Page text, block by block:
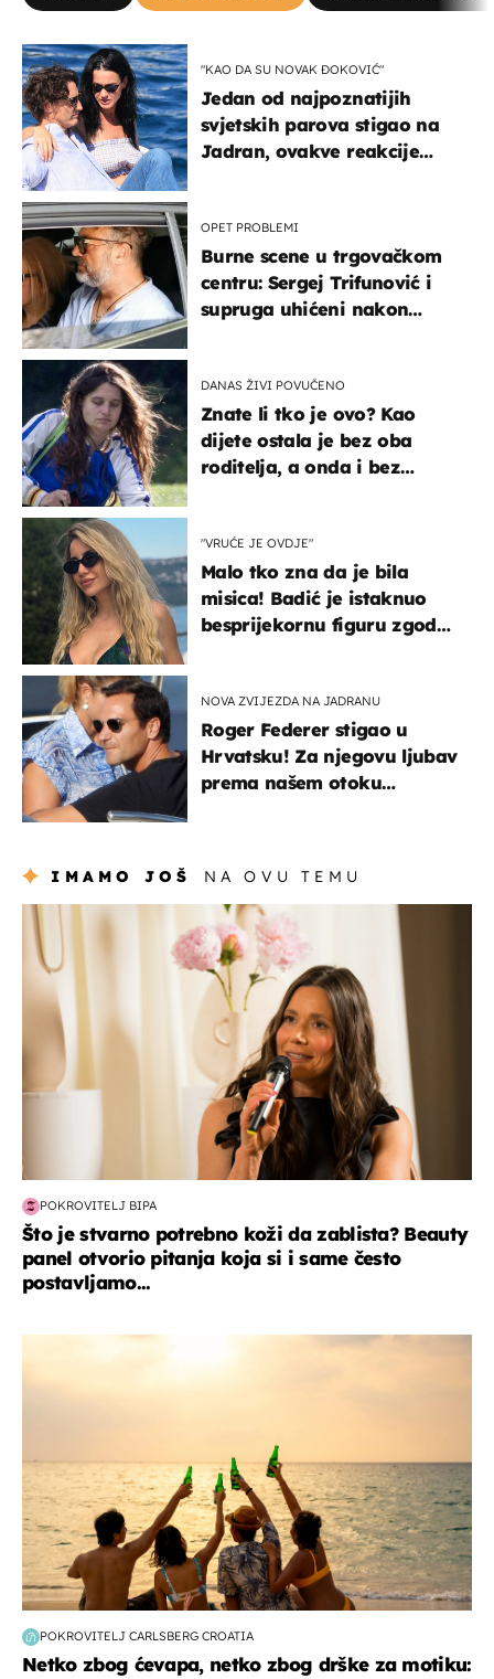
"KAO DA SU NOVAK ĐOKOVIĆ"
Jedan od najpoznatijih
svjetskih parova stigao na
Jadran, ovakve reakcije
OPET PROBLEMI
Burne scene u trgovačkom
centru: Sergej Trifunović i
supruga uhićeni nakon
DANAS ŽIVI POVUČENO
Znate li tko je ovo? Kao
dijete ostala je bez oba
roditelja, a onda i bez
"VRUĆE JE OVDJE"
Malo tko zna da je bila
misica! Badić je istaknuo
besprijekornu figuru zgodne
NOVA ZVIJEZDA NA JADRANU
Roger Federer stigao u
Hrvatsku! Za njegovu ljubav
prema našem otoku
IMAMO JOŠ NA OVU TEMU
moda & ljepota
POKROVITELJ BIPA
Što je stvarno potrebno koži da zablista? Beauty
panel otvorio pitanja koja si i same često
postavljamo...
POKROVITELJ CARLSBERG CROATIA
Netko zbog ćevapa, netko zbog drške za motiku: